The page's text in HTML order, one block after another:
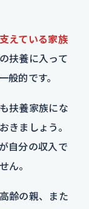
えている家族
扶養に入って
般的です。
扶養家族にな
きましょう。
自分の収入で
ん。
齢の親、また